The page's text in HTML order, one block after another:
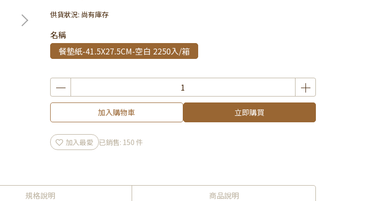
供貨狀況: 尚有庫存
名稱
餐墊紙-41.5X27.5CM-空白 2250入/箱
加入購物車 立即購買
加入最愛 已銷售: 150 件
規格說明 商品說明